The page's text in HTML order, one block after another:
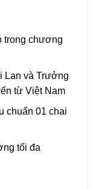
trong chương
Lan và Trưởng
từ Việt Nam
chuẩn 01 chai
tối đa